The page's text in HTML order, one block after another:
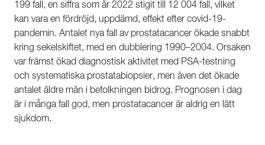
199 fall, en siffra som år 2022 stigit till 12 004 fall, vilket
kan vara en fördröjd, uppdämd, effekt efter covid-19-
pandemin. Antalet nya fall av prostatacancer ökade snabbt
kring sekelskiftet, med en dubblering 1990–2004. Orsaken
var främst ökad diagnostisk aktivitet med PSA-testning
och systematiska prostatabiopsier, men även det ökade
antalet äldre män i befolkningen bidrog. Prognosen i dag
är i många fall god, men prostatacancer är aldrig en lätt
sjukdom.